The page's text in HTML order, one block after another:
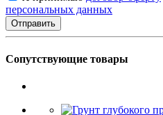
персональных данных
Сопутствующие товары